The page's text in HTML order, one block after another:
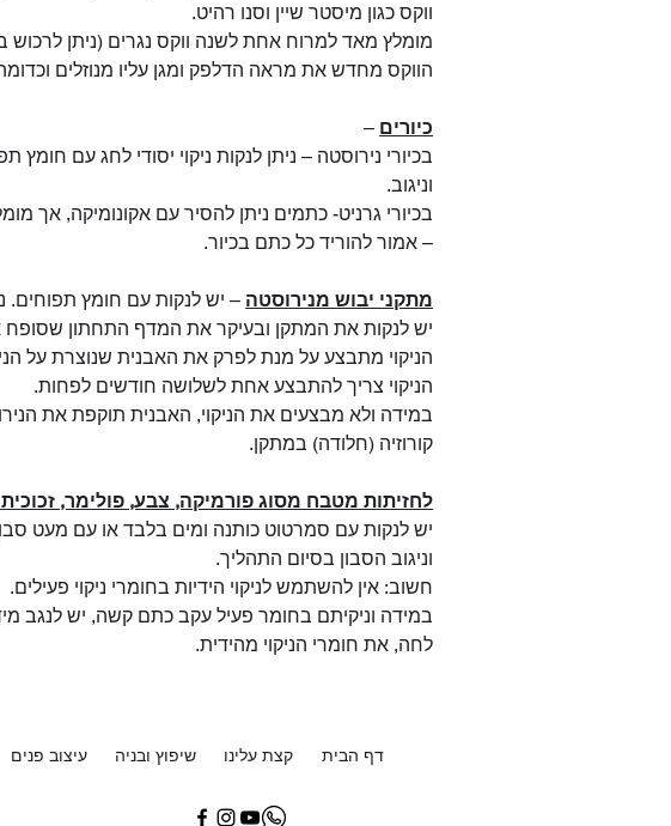
ווקס כגון מיסטר שיין וסנו רהיט.
מומלץ מאד למרוח אחת לשנה ווקס נגרים (ניתן לרכוש
הווקס מחדש את מראה הדלפק ומגן עליו מנוזלים
כיורים –
וניגוב.
בכיורי גרניט- כתמים ניתן להסיר עם אקונומיקה, אך
– אמור להוריד כל כתם בכיור.
מתקני יבוש מנירוסטה – יש לנקות עם חומץ תפוחים. ניתן
יש לנקות את המתקן ובעיקר את המדף התחתון שסופח
הניקוי מתבצע על מנת לפרק את האבנית שנוצרת על
הניקוי צריך להתבצע אחת לשלושה חודשים לפחות.
במידה ולא מבצעים את הניקוי, האבנית תוקפת את
קורוזיה (חלודה) במתקן.
לחזיתות מטבח מסוג פורמיקה, צבע, פולימר, זכוכית
יש לנקות עם סמרטוט כותנה ומים בלבד או עם מעט
וניגוב הסבון בסיום התהליך.
חשוב: אין להשתמש לניקוי הידיות בחומרי ניקוי פעילים.
במידה וניקיתם בחומר פעיל עקב כתם קשה, יש לנגב
לחה, את חומרי הניקוי מהידית.
דף הבית קצת עלינו שיפוץ ובניה עיצוב פנים